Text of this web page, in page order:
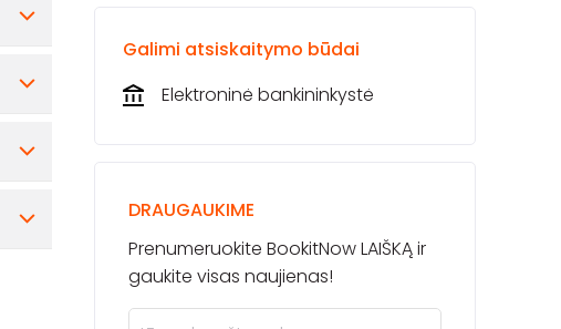
Galimi atsiskaitymo būdai
Elektroninė bankininkystė
DRAUGAUKIME
Prenumeruokite BookitNow LAIŠKĄ ir
gaukite visas naujienas!